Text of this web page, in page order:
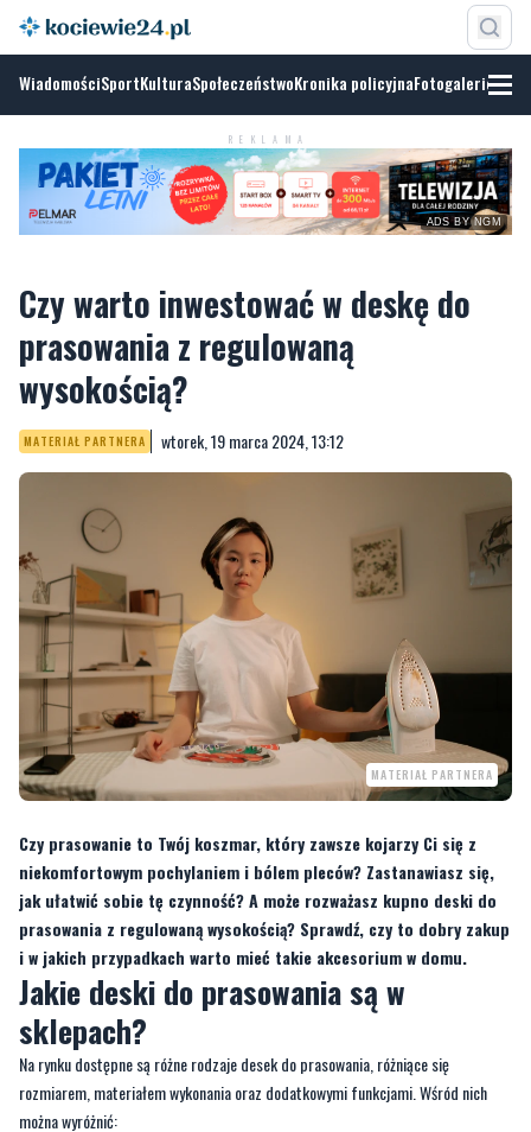
WiadomościSportKulturaSpołeczeństwoKronika policyjnaFotogalerie
REKLAMA
ADS BY NGM
Czy warto inwestować w deskę do
prasowania z regulowaną
wysokością?
MATERIAŁ PARTNERA wtorek, 19 marca 2024, 13:12
MATERIAŁ PARTNERA
Czy prasowanie to Twój koszmar, który zawsze kojarzy Ci się z
niekomfortowym pochylaniem i bólem pleców? Zastanawiasz się,
jak ułatwić sobie tę czynność? A może rozważasz kupno deski do
prasowania z regulowaną wysokością? Sprawdź, czy to dobry zakup
i w jakich przypadkach warto mieć takie akcesorium w domu.
Jakie deski do prasowania są w
sklepach?
Na rynku dostępne są różne rodzaje desek do prasowania, różniące się
rozmiarem, materiałem wykonania oraz dodatkowymi funkcjami. Wśród nich
można wyróżnić: